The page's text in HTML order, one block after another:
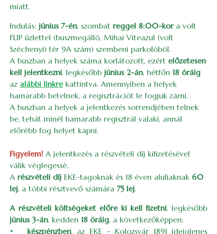
miatt.
Indulás: június 7-én, szombat reggel 8:00-kora volt
FLIP üzlettel (buszmegálló, Mihai Viteazul (volt
Széchenyi) tér 9A szám) szembeni parkolóból.
A buszban a helyek száma korlátozott, ezért előzetesen
kell jelentkezni, legkésőbb június 2-án, hétfőn 18 óráig
az alábbi linkre kattintva. Amennyiben a helyek
hamarabb betelnek, a regisztrációt le fogjuk zárni.
A buszban a helyek a jelentkezés sorrendjében telnek
be, tehát minél hamarabb regisztrál valaki, annál
előrébb fog helyet kapni.
Figyelem! A jelentkezés a részvételi díj kifizetésével
válik véglegessé.
A részvételi díj EKE-tagoknak és 18 éven aluliaknak 60
lej, a többi résztvevő számára 75 lej.
A részvételi költségeket előre ki kell fizetni, legkésőbb
június 3-án, kedden 18 óráig, a következőképpen:
• készpénzben, az EKE – Kolozsvár 1891 ideiglenes